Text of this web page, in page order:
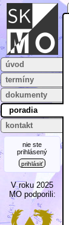
úvod
termíny
dokumenty
poradia
kontakt
nie ste
prihlásený
prihlásiť
V roku 2025
MO podporili: